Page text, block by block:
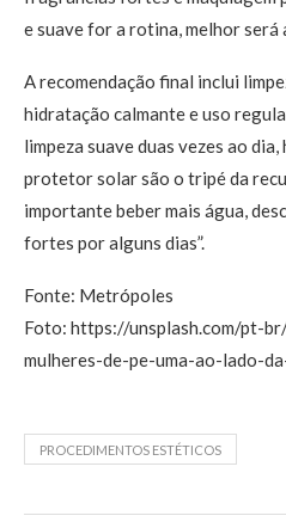
e suave for a rotina, melhor será
A recomendação final inclui
hidratação calmante e uso
limpeza suave duas vezes ao
protetor solar são o tripé da
importante beber mais água,
fortes por alguns dias”.
Fonte: Metrópoles
Foto: https://unsplash.com/pt-
mulheres-de-pe-uma-ao-lado-
PROCEDIMENTOS ESTÉTICOS